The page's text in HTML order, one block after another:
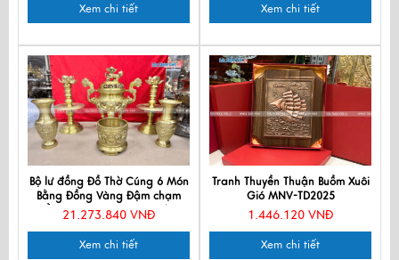
Xem chi tiết Xem chi tiết
Bộ lư đồng Đồ Thờ Cúng 6 Món
Bằng Đồng Vàng Đậm chạm
Rồng H50cm MNV-DD18/50
21.273.840 VNĐ
Xem chi tiết
Tranh Thuyền Thuận Buồm Xuôi
Gió MNV-TD2025
1.446.120 VNĐ
Xem chi tiết